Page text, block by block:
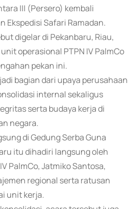
III (Persero) kembali
Ekspedisi Safari Ramadan.
digelar di Pekanbaru, Riau,
operasional PTPN IV PalmCo
pekan ini.
bagian dari upaya perusahaan
internal sekaligus
serta budaya kerja di
negara.
di Gedung Serba Guna
itu dihadiri langsung oleh
PalmCo, Jatmiko Santosa,
regional serta ratusan
unit kerja.